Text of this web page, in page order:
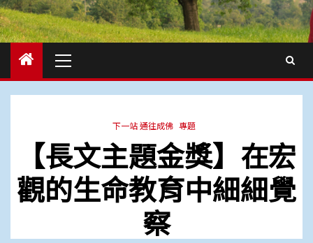
Menu
下一站 通往成佛 專題
【長文主題金獎】在宏
觀的生命教育中細細覺
察